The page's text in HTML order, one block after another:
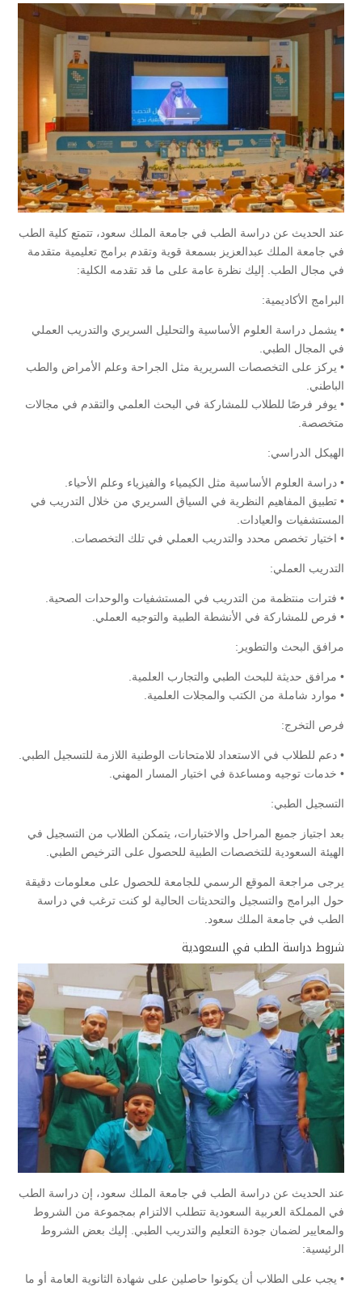
عند الحديث عن دراسة الطب في جامعة الملك سعود، تتمتع كلية الطب
في جامعة الملك عبدالعزيز بسمعة قوية وتقدم برامج تعليمية متقدمة
في مجال الطب. إليك نظرة عامة على ما قد تقدمه الكلية:
البرامج الأكاديمية:
• يشمل دراسة العلوم الأساسية والتحليل السريري والتدريب العملي
في المجال الطبي.
• يركز على التخصصات السريرية مثل الجراحة وعلم الأمراض والطب
الباطني.
• يوفر فرصًا للطلاب للمشاركة في البحث العلمي والتقدم في مجالات
متخصصة.
الهيكل الدراسي:
• دراسة العلوم الأساسية مثل الكيمياء والفيزياء وعلم الأحياء.
• تطبيق المفاهيم النظرية في السياق السريري من خلال التدريب في
المستشفيات والعيادات.
• اختيار تخصص محدد والتدريب العملي في تلك التخصصات.
التدريب العملي:
• فترات منتظمة من التدريب في المستشفيات والوحدات الصحية.
• فرص للمشاركة في الأنشطة الطبية والتوجيه العملي.
مرافق البحث والتطوير:
• مرافق حديثة للبحث الطبي والتجارب العلمية.
• موارد شاملة من الكتب والمجلات العلمية.
فرص التخرج:
• دعم للطلاب في الاستعداد للامتحانات الوطنية اللازمة للتسجيل الطبي.
• خدمات توجيه ومساعدة في اختيار المسار المهني.
التسجيل الطبي:
بعد اجتياز جميع المراحل والاختبارات، يتمكن الطلاب من التسجيل في
الهيئة السعودية للتخصصات الطبية للحصول على الترخيص الطبي.
يرجى مراجعة الموقع الرسمي للجامعة للحصول على معلومات دقيقة
حول البرامج والتسجيل والتحديثات الحالية لو كنت ترغب في دراسة
الطب في جامعة الملك سعود.
شروط دراسة الطب في السعودية
عند الحديث عن دراسة الطب في جامعة الملك سعود، إن دراسة الطب
في المملكة العربية السعودية تتطلب الالتزام بمجموعة من الشروط
والمعايير لضمان جودة التعليم والتدريب الطبي. إليك بعض الشروط
الرئيسية:
• يجب على الطلاب أن يكونوا حاصلين على شهادة الثانوية العامة أو ما